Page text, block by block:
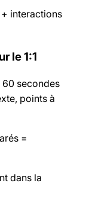
interactions
le 1:1
60 secondes
points à
=
dans la